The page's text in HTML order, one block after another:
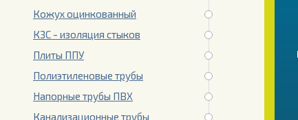
Кожух оцинкованный
КЗС - изоляция стыков
Плиты ППУ
Полиэтиленовые трубы
Напорные трубы ПВХ
Канализационные трубы